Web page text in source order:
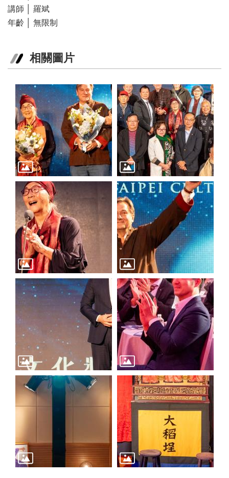
講師 │ 羅斌
年齡 │ 無限制
相關圖片